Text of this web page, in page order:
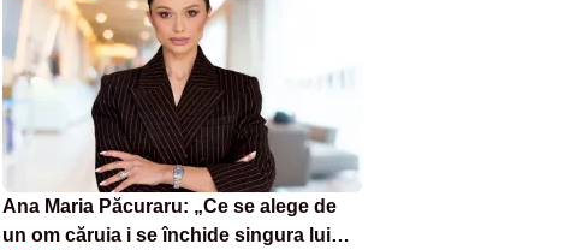
Ana Maria Păcuraru: „Ce se alege de
un om căruia i se închide singura lui